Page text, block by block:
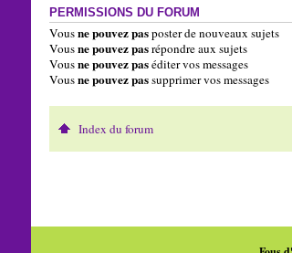
PERMISSIONS DU FORUM
Vousne pouvez pasposter de nouveaux sujets
Vousne pouvez pasrépondre aux sujets
Vousne pouvez paséditer vos messages
Vousne pouvez passupprimer vos messages
Index du forum